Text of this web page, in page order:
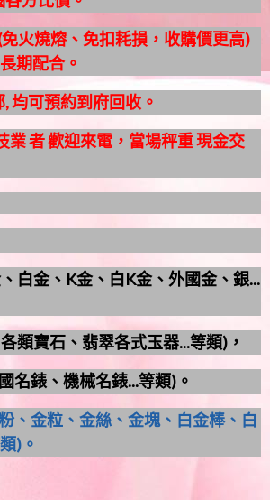
火燒熔、免扣耗損，收購價更高)
期配合。
均可預約到府回收。
業 者 歡迎來電，當場秤重 現金交
白金、K金、白K金、外國金、銀...
類寶石、翡翠各式玉器...等類)，
名錶、機械名錶...等類)。
、金粒、金絲、金塊、白金棒、白
)。